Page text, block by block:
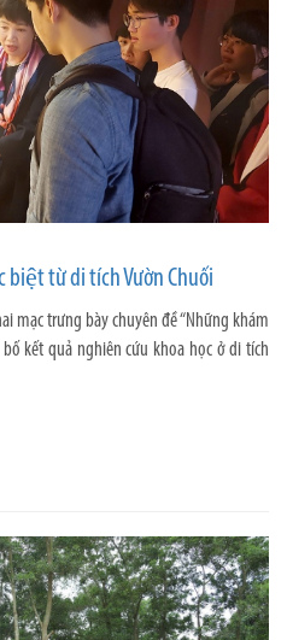
biệt từ di tích Vườn Chuối
mạc trưng bày chuyên đề “Những khám
kết quả nghiên cứu khoa học ở di tích